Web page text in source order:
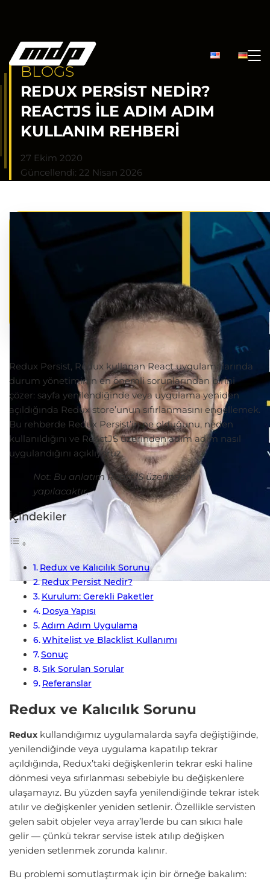
BLOGS
REDUX PERSIST NEDIR?
REACTJS ILE ADIM ADIM
KULLANIM REHBERI
27 Ekim 2020
Güncellendi: 22 Nisan 2026
Redux Persist, Redux kullanan React uygulamalarında
durum yönetiminin en önemli sorunlarından birini
çözer: sayfa yenilendiğinde veya uygulama yeniden
açıldığında Redux store’unun sıfırlanmasını engellemek.
Bu rehberde Redux Persist’in ne olduğunu, neden
kullanıldığını ve ReactJS üzerinden adım adım nasıl
uygulandığını açıklıyoruz.
Not: Bu anlatım ReactJS üzerinden
yapılacaktır.
İçindekiler
Redux ve Kalıcılık Sorunu
Redux Persist Nedir?
Kurulum: Gerekli Paketler
Dosya Yapısı
Adım Adım Uygulama
Whitelist ve Blacklist Kullanımı
Sonuç
Sık Sorulan Sorular
Referanslar
Redux ve Kalıcılık Sorunu
Redux kullandığımız uygulamalarda sayfa değiştiğinde,
yenilendiğinde veya uygulama kapatılıp tekrar
açıldığında, Redux’taki değişkenlerin tekrar eski haline
dönmesi veya sıfırlanması sebebiyle bu değişkenlere
ulaşamayız. Bu yüzden sayfa yenilendiğinde tekrar istek
atılır ve değişkenler yeniden setlenir. Özellikle servisten
gelen sabit objeler veya array’lerde bu can sıkıcı hale
gelir — çünkü tekrar servise istek atılıp değişken
yeniden setlenmek zorunda kalınır.
Bu problemi somutlaştırmak için bir örneğe bakalım: